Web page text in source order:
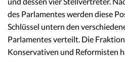
des Parlamentes werden diese
Schlüssel untern den
Parlamentes verteilt. Die
Konservativen und Reformisten